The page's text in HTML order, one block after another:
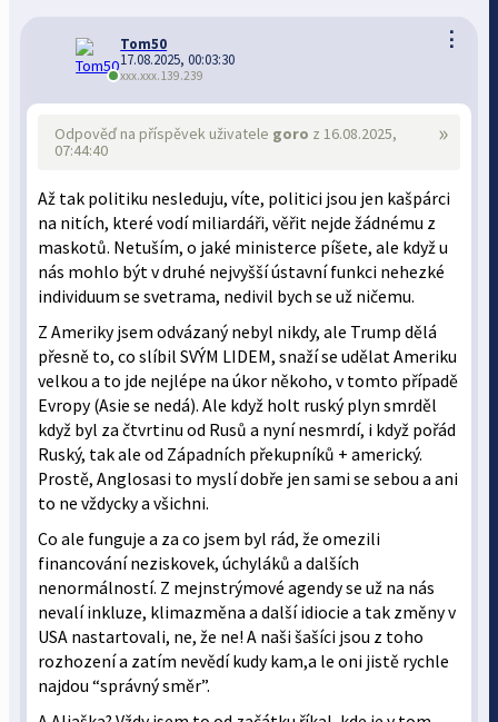
⋮
Tom50
17.08.2025, 00:03:30
xxx.xxx.139.239
»
Odpověď na příspěvek uživatele goro z 16.08.2025,
07:44:40
Až tak politiku nesleduju, víte, politici jsou jen kašpárci
na nitích, které vodí miliardáři, věřit nejde žádnému z
maskotů. Netuším, o jaké ministerce píšete, ale když u
nás mohlo být v druhé nejvyšší ústavní funkci nehezké
individuum se svetrama, nedivil bych se už ničemu.
Z Ameriky jsem odvázaný nebyl nikdy, ale Trump dělá
přesně to, co slíbil SVÝM LIDEM, snaží se udělat Ameriku
velkou a to jde nejlépe na úkor někoho, v tomto případě
Evropy (Asie se nedá). Ale když holt ruský plyn smrděl
když byl za čtvrtinu od Rusů a nyní nesmrdí, i když pořád
Ruský, tak ale od Západních překupníků + americký.
Prostě, Anglosasi to myslí dobře jen sami se sebou a ani
to ne vždycky a všichni.
Co ale funguje a za co jsem byl rád, že omezili
financování neziskovek, úchyláků a dalších
nenormálností. Z mejnstrýmové agendy se už na nás
nevalí inkluze, klimazměna a další idiocie a tak změny v
USA nastartovali, ne, že ne! A naši šašíci jsou z toho
rozhození a zatím nevědí kudy kam,a le oni jistě rychle
najdou “správný směr”.